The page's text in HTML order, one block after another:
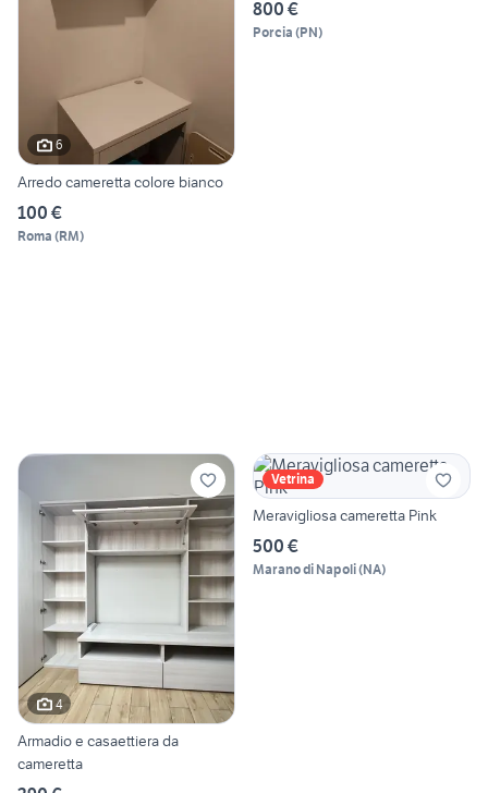
6
Arredo cameretta colore bianco
100 €
Roma (RM)
800 €
Porcia (PN)
4
Armadio e casaettiera da
cameretta
Vetrina
Meravigliosa cameretta Pink
500 €
Marano di Napoli(NA)